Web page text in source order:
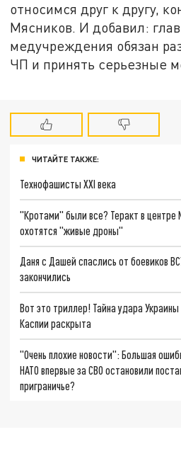
относимся друг к другу,
Мясников. И добавил:
медучреждения обязан
ЧП и принять серьезные
ЧИТАЙТЕ ТАКЖЕ:
Технофашисты XXI века
"Кротами" были все? Теракт в центре
охотятся "живые дроны"
Даня с Дашей спаслись от боевиков
закончились
Вот это триллер! Тайна удара Украины
Каспии раскрыта
"Очень плохие новости": Большая
НАТО впервые за СВО остановили
приграничье?